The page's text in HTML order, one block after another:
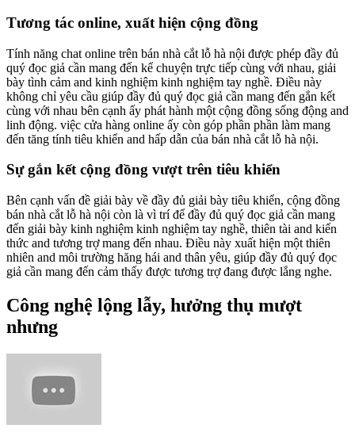
Tương tác online, xuất hiện cộng đồng
Tính năng chat online trên bán nhà cắt lỗ hà nội được phép đầy đủ
quý đọc giả cần mang đến kể chuyện trực tiếp cùng với nhau, giải
bày tình cảm and kinh nghiệm kinh nghiệm tay nghề. Điều này
không chỉ yêu cầu giúp đầy đủ quý đọc giả cần mang đến gắn kết
cùng với nhau bên cạnh ấy phát hành một cộng đồng sống động and
linh động. việc cửa hàng online ấy còn góp phần phần làm mang
đến tăng tính tiêu khiển and hấp dẫn của bán nhà cắt lỗ hà nội.
Sự gắn kết cộng đồng vượt trên tiêu khiển
Bên cạnh vấn đề giải bày về đầy đủ giải bày tiêu khiển, cộng đồng
bán nhà cắt lỗ hà nội còn là vì trí để đầy đủ quý đọc giả cần mang
đến giải bày kinh nghiệm kinh nghiệm tay nghề, thiên tài and kiến
thức and tương trợ mang đến nhau. Điều này xuất hiện một thiên
nhiên and môi trường hăng hái and thân yêu, giúp đầy đủ quý đọc
giả cần mang đến cảm thấy được tương trợ đang được lắng nghe.
Công nghệ lộng lẫy, hưởng thụ mượt
nhưng